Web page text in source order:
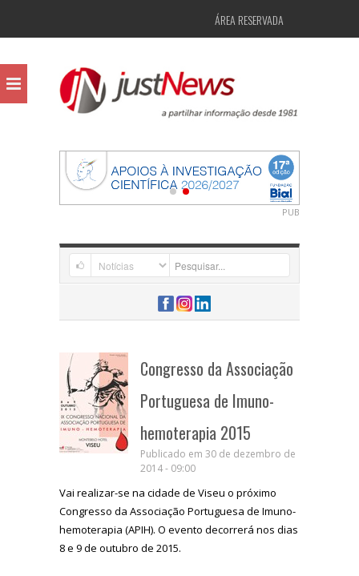
ÁREA RESERVADA
PUB
Congresso da Associação
Portuguesa de Imuno-
hemoterapia 2015
Publicado em 30 de dezembro de
2014 - 09:00
Vai realizar-se na cidade de Viseu o próximo
Congresso da Associação Portuguesa de Imuno-
hemoterapia (APIH). O evento decorrerá nos dias
8 e 9 de outubro de 2015.